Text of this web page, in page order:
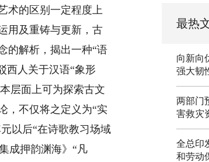
术的区别一定程度上
用及重铸与更新，古
的解析，揭出一种“语
西人关于汉语“象形
层面上可为探索古文
，不仅将之定义为“实
以后“在诗歌教习场域
成押韵渊海》“凡
最热
向新向
强大韧
两部门
害救灾
全总印
和劳动